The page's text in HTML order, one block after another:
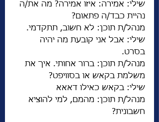
שילי: אמירה: איזו אמירה? מה את/ה
נהיית כבד/ה פתאום?
מנהל/ת תוכן: לא חשוב, תתקדמי.
שילי: אבל אני קובעת מה יהיה
בסרט.
מנהל/ת תוכן: ברור אחותי. איך את
משלמת בקאש או בסוויפט?
שילי: בקאש כאילו דאאא
מנהל/ת תוכן: מהמם, למי להוציא
חשבונית?